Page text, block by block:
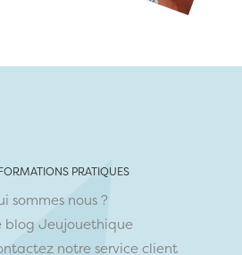
PRATIQUES
sommes nous ?
blog Jeujouethique
notre service client